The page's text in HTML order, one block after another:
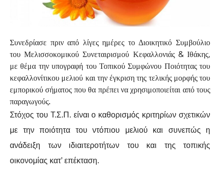
Συνεδρίασε πριν από λίγες ημέρες το Διοικητικό Συμβούλιο
του Μελισσοκομικού Συνεταιρισμού Κεφαλλονιάς & Ιθάκης,
με θέμα την υπογραφή του Τοπικού Συμφώνου Ποιότητας του
κεφαλλονίτικου μελιού και την έγκριση της τελικής μορφής του
εμπορικού σήματος που θα πρέπει να χρησιμοποιείται από τους
παραγωγούς.
Στόχος του Τ.Σ.Π. είναι ο καθορισμός κριτηρίων σχετικών
με την ποιότητα του ντόπιου μελιού και συνεπώς η
ανάδειξη των ιδιαιτεροτήτων του και της τοπικής
οικονομίας κατ’ επέκταση.